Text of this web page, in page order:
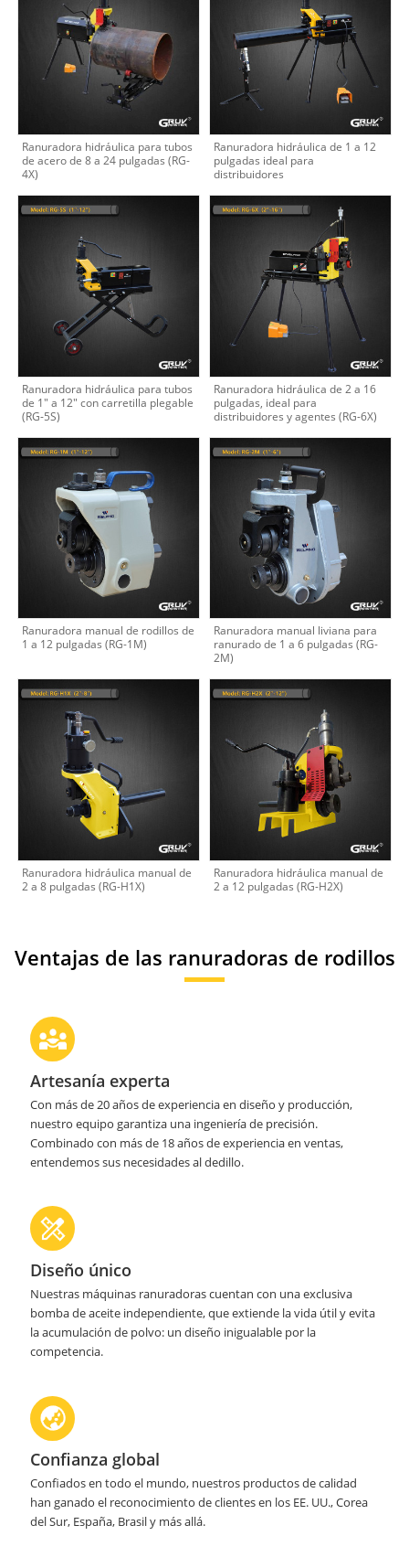
Ranuradora hidráulica para tubos
de acero de 8 a 24 pulgadas (RG-
4X)
Ranuradora hidráulica de 1 a 12
pulgadas ideal para
distribuidores
Ranuradora hidráulica para tubos
de 1" a 12" con carretilla plegable
(RG-5S)
Ranuradora hidráulica de 2 a 16
pulgadas, ideal para
distribuidores y agentes (RG-6X)
Ranuradora manual de rodillos de
1 a 12 pulgadas (RG-1M)
Ranuradora manual liviana para
ranurado de 1 a 6 pulgadas (RG-
2M)
Ranuradora hidráulica manual de
2 a 8 pulgadas (RG-H1X)
Ranuradora hidráulica manual de
2 a 12 pulgadas (RG-H2X)
Ventajas de las ranuradoras de rodillos
Artesanía experta
Con más de 20 años de experiencia en diseño y producción,
nuestro equipo garantiza una ingeniería de precisión.
Combinado con más de 18 años de experiencia en ventas,
entendemos sus necesidades al dedillo.
Diseño único
Nuestras máquinas ranuradoras cuentan con una exclusiva
bomba de aceite independiente, que extiende la vida útil y evita
la acumulación de polvo: un diseño inigualable por la
competencia.
Confianza global
Confiados en todo el mundo, nuestros productos de calidad
han ganado el reconocimiento de clientes en los EE. UU., Corea
del Sur, España, Brasil y más allá.